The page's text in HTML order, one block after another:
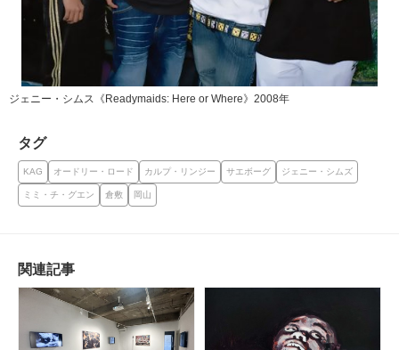
ジェニー・シムス《Readymaids: Here or Where》2008年
タグ
KAG オードリー・ロード カルプ・リンジー サエボーグ ジェニー・シムズ
ミミ・チ・グエン 倉敷 岡山
関連記事